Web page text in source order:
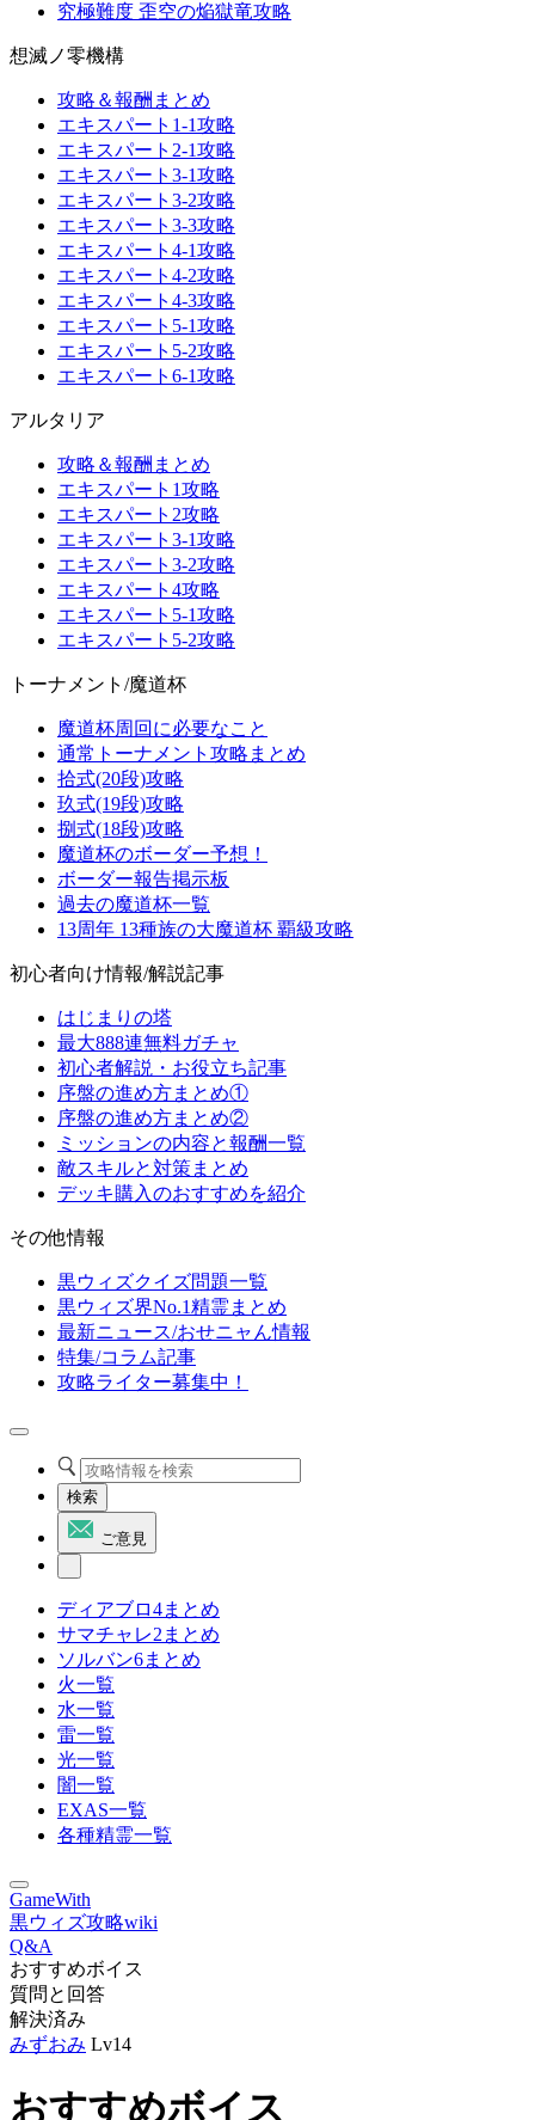
究極難度 歪空の焔獄竜攻略
想滅ノ零機構
攻略＆報酬まとめ
エキスパート1-1攻略
エキスパート2-1攻略
エキスパート3-1攻略
エキスパート3-2攻略
エキスパート3-3攻略
エキスパート4-1攻略
エキスパート4-2攻略
エキスパート4-3攻略
エキスパート5-1攻略
エキスパート5-2攻略
エキスパート6-1攻略
アルタリア
攻略＆報酬まとめ
エキスパート1攻略
エキスパート2攻略
エキスパート3-1攻略
エキスパート3-2攻略
エキスパート4攻略
エキスパート5-1攻略
エキスパート5-2攻略
トーナメント/魔道杯
魔道杯周回に必要なこと
通常トーナメント攻略まとめ
拾式(20段)攻略
玖式(19段)攻略
捌式(18段)攻略
魔道杯のボーダー予想！
ボーダー報告掲示板
過去の魔道杯一覧
13周年 13種族の大魔道杯 覇級攻略
初心者向け情報/解説記事
はじまりの塔
最大888連無料ガチャ
初心者解説・お役立ち記事
序盤の進め方まとめ①
序盤の進め方まとめ②
ミッションの内容と報酬一覧
敵スキルと対策まとめ
デッキ購入のおすすめを紹介
その他情報
黒ウィズクイズ問題一覧
黒ウィズ界No.1精霊まとめ
最新ニュース/おせニャん情報
特集/コラム記事
攻略ライター募集中！
検索
ご意見
ディアブロ4まとめ
サマチャレ2まとめ
ソルバン6まとめ
火一覧
水一覧
雷一覧
光一覧
闇一覧
EXAS一覧
各種精霊一覧
GameWith
黒ウィズ攻略wiki
Q&A
おすすめボイス
質問と回答
解決済み
みずおみ Lv14
おすすめボイス